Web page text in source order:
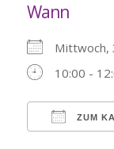
Wann
Mittwoch,
10:00 -
ZUM